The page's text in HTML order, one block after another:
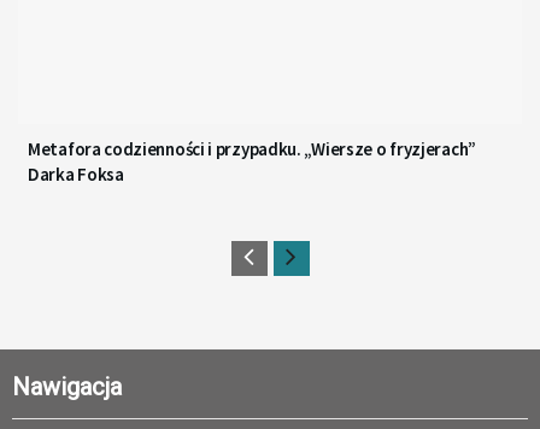
Metafora codzienności i przypadku. „Wiersze o fryzjerach”
Darka Foksa
Nawigacja